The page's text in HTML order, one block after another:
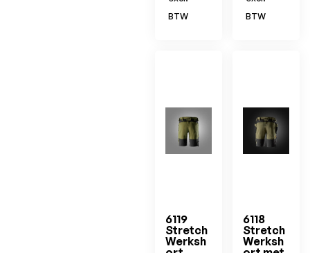
BTW
BTW
6119
Stretch
Werksh
6118
Stretch
Werksh